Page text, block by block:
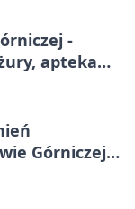
-
apteka
Górniczej.